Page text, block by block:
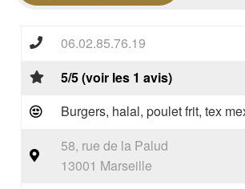
06.02.85.76.19
5/5 (voir les 1 avis)
Burgers, halal, poulet frit, tex
58, rue de la Palud
13001 Marseille